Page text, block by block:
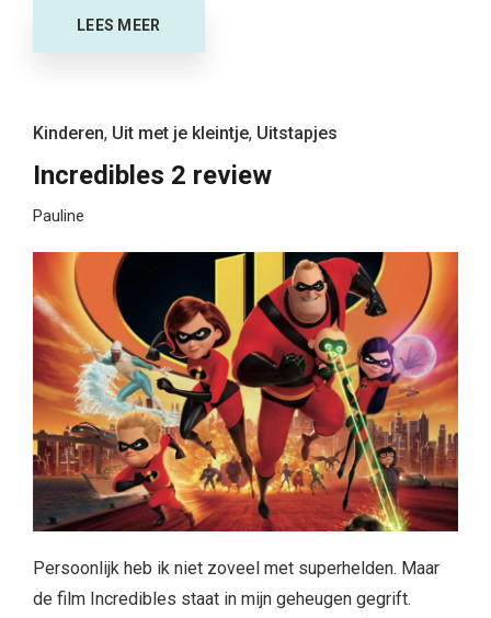
LEES MEER
Kinderen, Uit met je kleintje, Uitstapjes
Incredibles 2 review
Pauline
Persoonlijk heb ik niet zoveel met superhelden. Maar
de film Incredibles staat in mijn geheugen gegrift.